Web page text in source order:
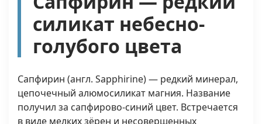
силикат небесно-
голубого цвета
Сапфирин (англ. Sapphirine) — редкий минерал,
цепочечный алюмосиликат магния. Название
получил за сапфирово-синий цвет. Встречается
в виде мелких зёрен и несовершенных